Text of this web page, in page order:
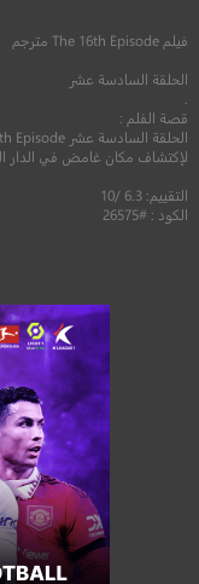
فيلم The 16th Episodeمترجم
الحلقة السادسة عشر
قصة الفلم :
لإكتشاف مكان غامض في الدار
التقييم: 6.3 /10
الكود : #26575